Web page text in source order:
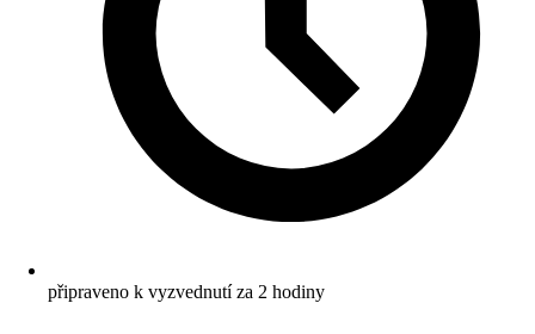
připraveno k vyzvednutí za 2 hodiny